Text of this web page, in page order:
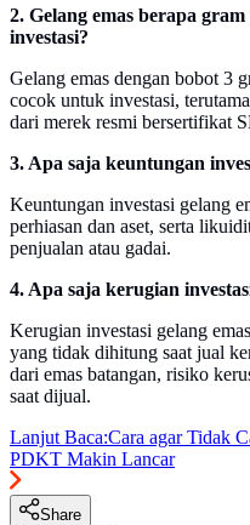
2. Gelang emas berapa
investasi?
Gelang emas dengan bobot 3
cocok untuk investasi,
dari merek resmi bersertifikat
3. Apa saja keuntungan
Keuntungan investasi gelang
perhiasan dan aset, serta
penjualan atau gadai.
4. Apa saja kerugian
Kerugian investasi gelang
yang tidak dihitung saat jual
dari emas batangan, risiko
saat dijual.
Lanjut Baca:Cara agar Tidak
PDKT Makin Lancar
Share